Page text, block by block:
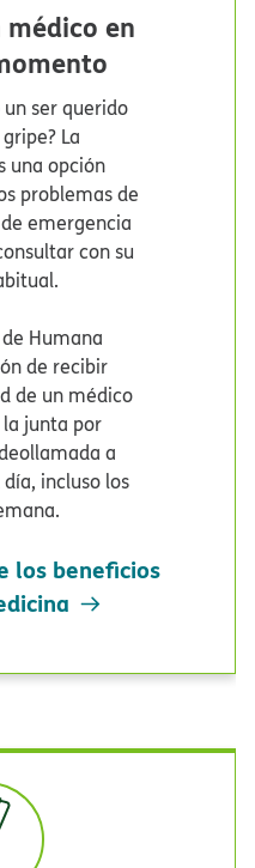
en
ser querido
La
una opción
problemas de
emergencia
con su
Humana
de recibir
de un médico
junta por
a
incluso los
los beneficios